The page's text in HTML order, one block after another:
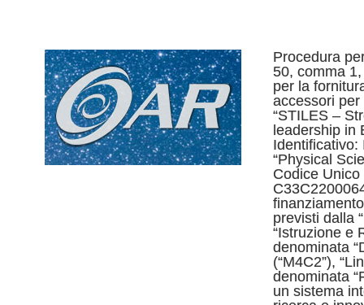
Procedura
50, comma
per la
accessori
“STILES –
leadership in
Identificativo:
“Physical
Codice
previsti dalla
“Istruzione e
denominata
(“M4C2”),
denominata
un sistema